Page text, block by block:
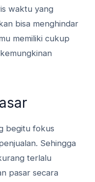
waktu yang
bisa menghindar
memiliki cukup
begitu fokus
Sehingga
terlalu
pasar secara